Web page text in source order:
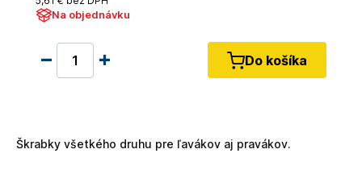
Na objednávku
Do košíka
Škrabky všetkého druhu pre ľavákov aj pravákov.